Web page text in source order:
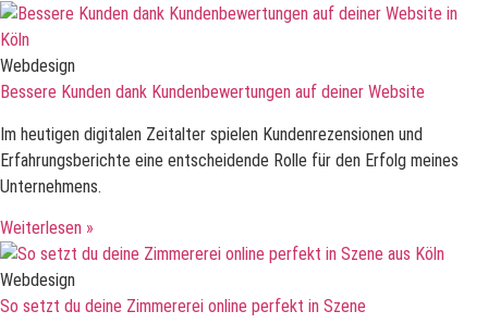
Webdesign
Bessere Kunden dank Kundenbewertungen auf deiner Website
Im heutigen digitalen Zeitalter spielen Kundenrezensionen und
Erfahrungsberichte eine entscheidende Rolle für den Erfolg meines
Unternehmens.
Weiterlesen »
Webdesign
So setzt du deine Zimmererei online perfekt in Szene